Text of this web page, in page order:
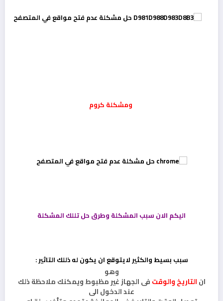
ومشكلة كروم
اليكم الان سبب المشكلة وطرق حل تللك المشكلة
سبب بسيط والكثير لايتوقع ان يكون له ذللك التاثير :
وهو
انالتاريخ والوقتفى الجهاز غير مظبوط ويمكنك ملاحظة ذلك
عند الدخول الى